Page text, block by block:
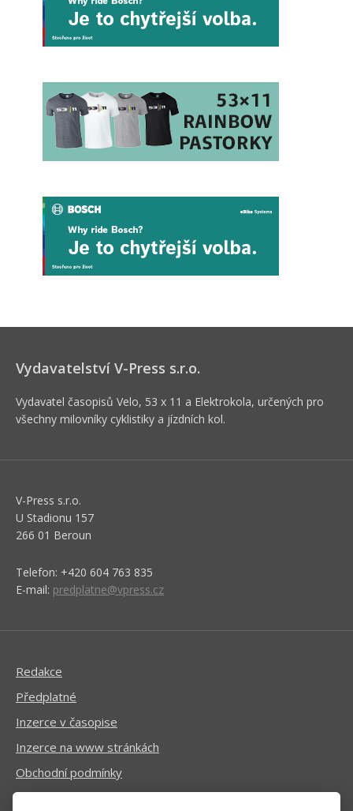
Vydavatelství V-Press s.r.o.
Vydavatel časopisů Velo, 53 x 11 a Elektrokola, určených pro
všechny milovníky cyklistiky a jízdních kol.
V-Press s.r.o.
U Stadionu 157
266 01 Beroun
Telefon: +420 604 763 835
E-mail: predplatne@vpress.cz
Redakce
Předplatné
Inzerce v časopise
Inzerce na www stránkách
Obchodní podmínky
Ochrana osobních údajů